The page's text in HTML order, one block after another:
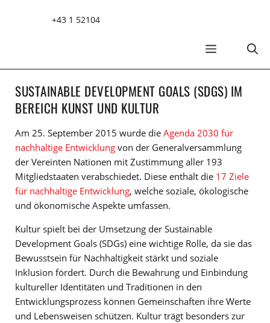
+43 1 52104
MENÜ
SUSTAINABLE DEVELOPMENT GOALS (SDGS) IM
BEREICH KUNST UND KULTUR
Am 25. September 2015 wurde die Agenda 2030 für
nachhaltige Entwicklung von der Generalversammlung
der Vereinten Nationen mit Zustimmung aller 193
Mitgliedstaaten verabschiedet. Diese enthält die 17 Ziele
für nachhaltige Entwicklung, welche soziale, ökologische
und ökonomische Aspekte umfassen.
Kultur spielt bei der Umsetzung der Sustainable
Development Goals (SDGs) eine wichtige Rolle, da sie das
Bewusstsein für Nachhaltigkeit stärkt und soziale
Inklusion fördert. Durch die Bewahrung und Einbindung
kultureller Identitäten und Traditionen in den
Entwicklungsprozess können Gemeinschaften ihre Werte
und Lebensweisen schützen. Kultur trägt besonders zur